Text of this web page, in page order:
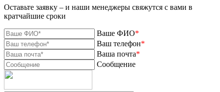
Оставьте заявку – и наши менеджеры свяжутся с вами в
кратчайшие сроки
Ваше ФИО*
Ваш телефон*
Ваша почта*
Сообщение